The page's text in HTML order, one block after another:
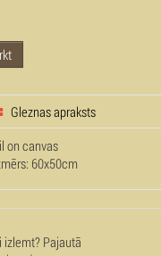
Gleznas apraksts
on canvas
60x50cm
izlemt? Pajautā